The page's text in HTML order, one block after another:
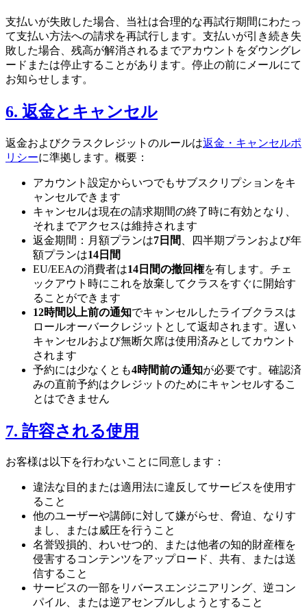
支払いが失敗した場合、当社は合理的な再試行期間にわたっ
て支払い方法への請求を再試行します。支払いが引き続き失
敗した場合、残高が解消されるまでアカウントをダウングレ
ードまたは停止することがあります。停止の前にメールにて
お知らせします。
6. 返金とキャンセル
返金およびクラスクレジットのルールは返金・キャンセルポ
リシーに準拠します。概要：
アカウント設定からいつでもサブスクリプションをキ
ャンセルできます
キャンセルは現在の請求期間の終了時に有効となり、
それまでアクセスは維持されます
返金期間：月額プランは7日間
、四半期プランおよび年
額プランは14日間
EU/EEAの消費者は14日間の撤回権を有します。チェ
ックアウト時にこれを放棄してクラスをすぐに開始す
ることができます
12時間以上前の通知でキャンセルしたライブクラスは
ロールオーバークレジットとして返却されます。遅い
キャンセルおよび無断欠席は使用済みとしてカウント
されます
予約には少なくとも4時間前の通知が必要です。確認済
みの直前予約はクレジットのためにキャンセルするこ
とはできません
7. 許容される使用
お客様は以下を行わないことに同意します：
違法な目的または適用法に違反してサービスを使用す
ること
他のユーザーや講師に対して嫌がらせ、脅迫、なりす
まし、または威圧を行うこと
名誉毀損的、わいせつ的、または他者の知的財産権を
侵害するコンテンツをアップロード、共有、または送
信すること
サービスの一部をリバースエンジニアリング、逆コン
パイル、または逆アセンブルしようとすること